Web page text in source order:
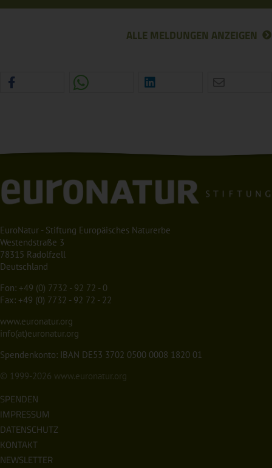
ALLE MELDUNGEN ANZEIGEN
EuroNatur - Stiftung Europäisches Naturerbe
Westendstraße 3
78315 Radolfzell
Deutschland
Fon: +49 (0) 7732 - 92 72 - 0
Fax: +49 (0) 7732 - 92 72 - 22
www.euronatur.org
info(at)euronatur.org
Spendenkonto: IBAN DE53 3702 0500 0008 1820 01
© 1999-2026 www.euronatur.org
SPENDEN
IMPRESSUM
DATENSCHUTZ
KONTAKT
NEWSLETTER